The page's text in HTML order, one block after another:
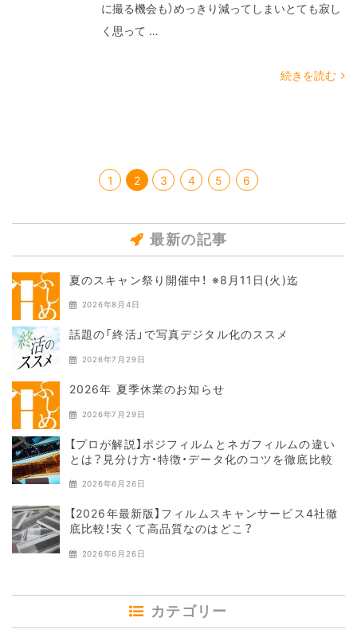
に撮る機会も）めっきり減ってしまいとても寂し
く思って …
続きを読む
1 2 3 4 5 6
最新の記事
夏のスキャン祭り開催中！ ※8月11日(火)迄
2026年8月4日
話題の「終活」で写真デジタル化のススメ
2026年7月29日
2026年 夏季休業のお知らせ
2026年7月29日
【プロが解説】ポジフィルムとネガフィルムの違い
とは？見分け方・特徴・データ化のコツを徹底比較
2026年6月26日
【2026年最新版】フィルムスキャンサービス4社徹
底比較！安くて高品質なのはどこ？
2026年6月26日
カテゴリー